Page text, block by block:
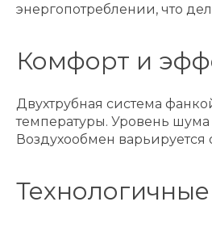
энергопотреблении, что
Комфорт и
Двухтрубная система
температуры. Уровень
Воздухообмен